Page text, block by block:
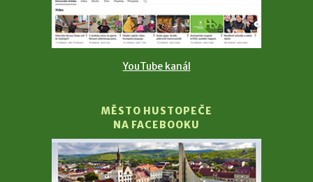
YouTube kanál
MĚSTO HUSTOPEČE
NA FACEBOOKU